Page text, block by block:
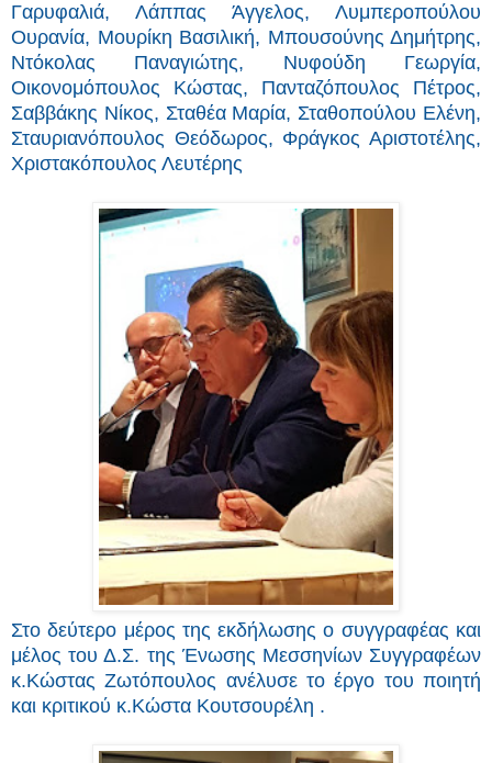
Γαρυφαλιά, Λάππας Άγγελος, Λυμπεροπούλου
Ουρανία, Μουρίκη Βασιλική, Μπουσούνης Δημήτρης,
Ντόκολας Παναγιώτης, Νυφούδη Γεωργία,
Οικονομόπουλος Κώστας, Πανταζόπουλος Πέτρος,
Σαββάκης Νίκος, Σταθέα Μαρία, Σταθοπούλου Ελένη,
Σταυριανόπουλος Θεόδωρος, Φράγκος Αριστοτέλης,
Χριστακόπουλος Λευτέρης
Στο δεύτερο μέρος της εκδήλωσης ο συγγραφέας και
μέλος του Δ.Σ. της Ένωσης Μεσσηνίων Συγγραφέων
κ.Κώστας Ζωτόπουλος ανέλυσε το έργο του ποιητή
και κριτικού κ.Κώστα Κουτσουρέλη .